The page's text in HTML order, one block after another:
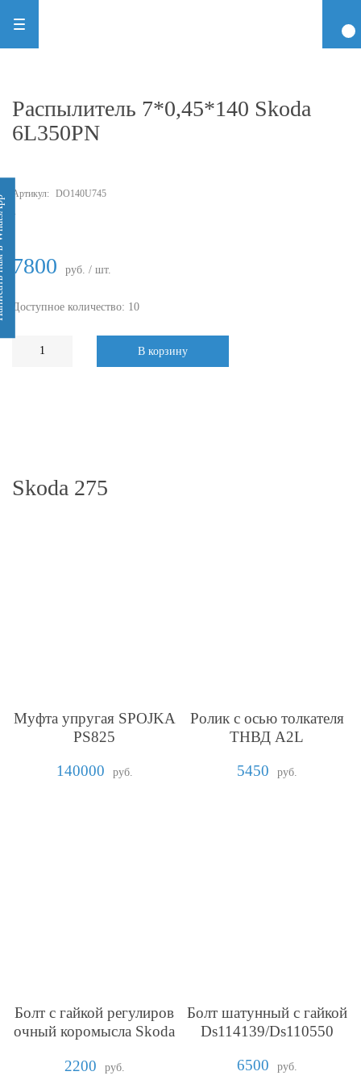
Распылитель 7*0,45*140 Skoda
6L350PN
Артикул: DO140U745
7800 руб. / шт.
Доступное количество: 10
В корзину
Skoda 275
Муфта упругая SPOJKA
PS825
140000
руб.
Ролик с осью толкателя
ТНВД A2L
5450
руб.
Болт с гайкой регулиров
очный коромысла Skoda
2200
руб.
Болт шатунный с гайкой
Ds114139/Ds110550
6500
руб.